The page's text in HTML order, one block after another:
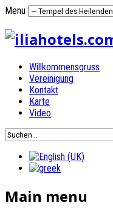
Menu
Willkommensgruss
Vereinigung
Kontakt
Karte
Video
Main menu